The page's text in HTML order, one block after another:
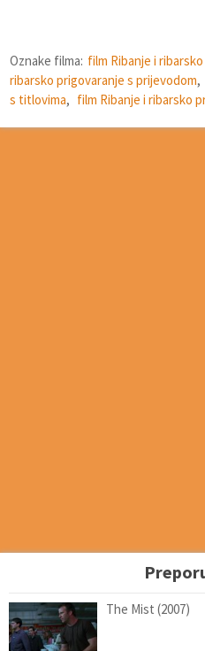
Oznake filma: film Ribanje i
ribarsko prigovaranje s prijevodom,
s titlovima, film Ribanje i ribarsko
The Mist (2007)